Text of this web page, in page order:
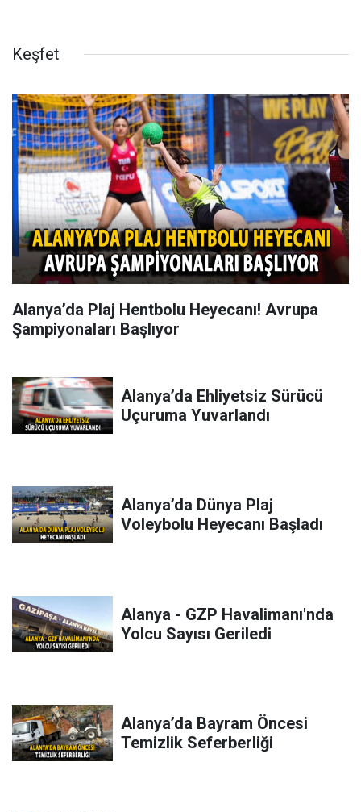
Keşfet
Alanya’da Plaj Hentbolu Heyecanı! Avrupa
Şampiyonaları Başlıyor
Alanya’da Ehliyetsiz Sürücü
Uçuruma Yuvarlandı
Alanya’da Dünya Plaj
Voleybolu Heyecanı Başladı
Alanya - GZP Havalimanı'nda
Yolcu Sayısı Geriledi
Alanya’da Bayram Öncesi
Temizlik Seferberliği